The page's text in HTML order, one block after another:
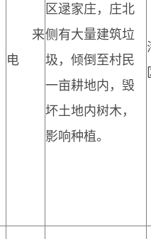
来
电
区逯家庄，庄北
侧有大量建筑垃
圾，倾倒至村民
一亩耕地内，毁
坏土地内树木，
影响种植。